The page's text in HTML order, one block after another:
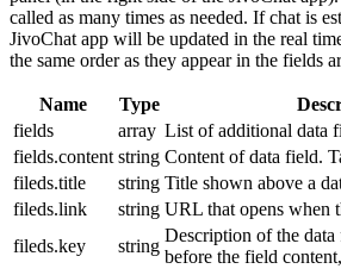
called as many times as needed. If chat is
JivoChat app will be updated in the real
the same order as they appear in the fields
Name Type
fields
array List of additional data
fields.content string Content of data field.
fileds.title
string Title shown above a
fileds.link
string URL that opens when
fileds.key
string
Description of the
before the field